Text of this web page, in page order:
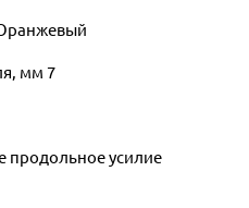
мм 7
продольное усилие